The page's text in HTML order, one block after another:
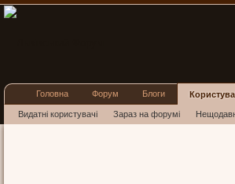
Головна Форум Блоги
Видатні користувачі Зараз на форумі